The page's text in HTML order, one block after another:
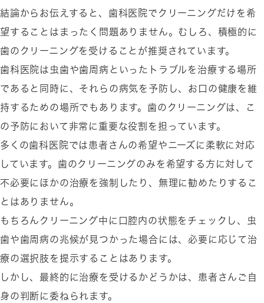
結論からお伝えすると、歯科医院でクリーニングだけを希
望することはまったく問題ありません。むしろ、積極的に
歯のクリーニングを受けることが推奨されています。
歯科医院は虫歯や歯周病といったトラブルを治療する場所
であると同時に、それらの病気を予防し、お口の健康を維
持するための場所でもあります。歯のクリーニングは、こ
の予防において非常に重要な役割を担っています。
多くの歯科医院では患者さんの希望やニーズに柔軟に対応
しています。歯のクリーニングのみを希望する方に対して
不必要にほかの治療を強制したり、無理に勧めたりするこ
とはありません。
もちろんクリーニング中に口腔内の状態をチェックし、虫
歯や歯周病の兆候が見つかった場合には、必要に応じて治
療の選択肢を提示することはあります。
しかし、最終的に治療を受けるかどうかは、患者さんご自
身の判断に委ねられます。